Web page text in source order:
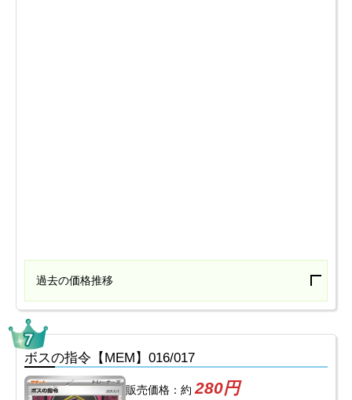
過去の価格推移
ボスの指令【MEM】016/017
販売価格：約 280円